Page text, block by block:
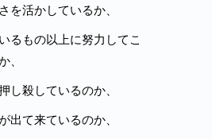
を活かしているか、
るもの以上に努力してこ
、
し殺しているのか、
出て来ているのか、